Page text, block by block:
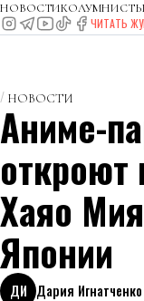
НОВОСТИКОЛУМНИСТЫ
ЧИТАТЬ
НОВОСТИ
Аниме-
откроют
Хаяо
Японии
ДИ Дария Игнатченко